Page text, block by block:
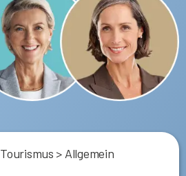
Tourismus > Allgemein